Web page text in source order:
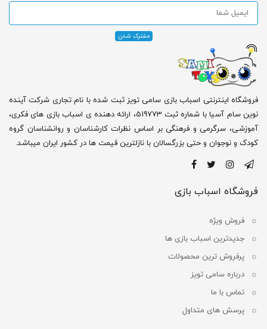
فروشگاه اینترنتی اسباب بازی سامی تویز ثبت شده با نام تجاری شرکت آینده
نوین سام آسیا با شماره ثبت 519773، ارائه دهنده ی اسباب بازی های فکری،
آموزشی، سرگرمی و فرهنگی بر اساس نظرات کارشناسان و روانشناسان گروه
کودک و نوجوان و حتی بزرگسالان با نازلترین قیمت ها در کشور ایران میباشد.
فروشگاه اسباب بازی
فروش ویژه
جدیدترین اسباب بازی ها
پرفروش ترین محصولات
درباره سامی تویز
تماس با ما
پرسش های متداول